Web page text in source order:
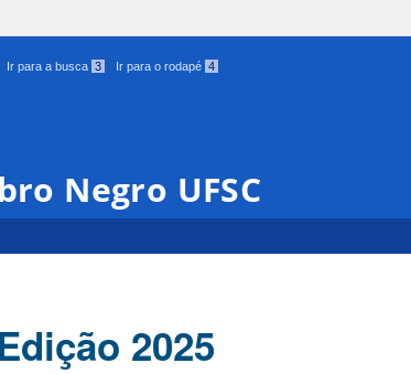
Ir para a busca 3 Ir para o rodapé 4
Negro UFSC
2025